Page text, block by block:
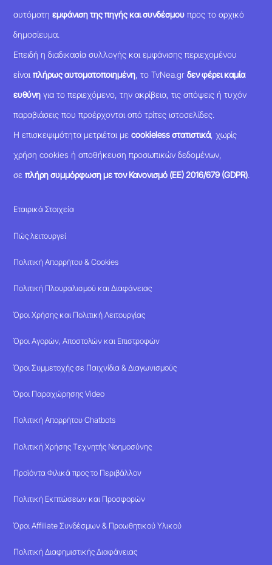
αυτόματηεμφάνιση της πηγής και συνδέσμου προς το αρχικό
δημοσίευμα.
Επειδή η διαδικασία συλλογής και εμφάνισης περιεχομένου
είναιπλήρως αυτοματοποιημένη , το TvNea.grδεν φέρει καμία
ευθύνη για το περιεχόμενο, την ακρίβεια, τις απόψεις ή τυχόν
παραβιάσεις που προέρχονται από τρίτες ιστοσελίδες.
Η επισκεψιμότητα μετριέται μεcookieless στατιστικά, χωρίς
χρήση cookies ή αποθήκευση προσωπικών δεδομένων,
σεπλήρη συμμόρφωση με τον Κανονισμό (ΕΕ) 2016/679 (GDPR).
Εταιρικά Στοιχεία
Πώς λειτουργεί
Πολιτική Απορρήτου & Cookies
Πολιτική Πλουραλισμού και Διαφάνειας
Όροι Χρήσης και Πολιτική Λειτουργίας
Όροι Αγορών, Αποστολών και Επιστροφών
Όροι Συμμετοχής σε Παιχνίδια & Διαγωνισμούς
Όροι Παραχώρησης Video
Πολιτική Απορρήτου Chatbots
Πολιτική Χρήσης Τεχνητής Νοημοσύνης
Προϊόντα Φιλικά προς το Περιβάλλον
Πολιτική Εκπτώσεων και Προσφορών
Όροι Affiliate Συνδέσμων & Προωθητικού Υλικού
Πολιτική Διαφημιστικής Διαφάνειας